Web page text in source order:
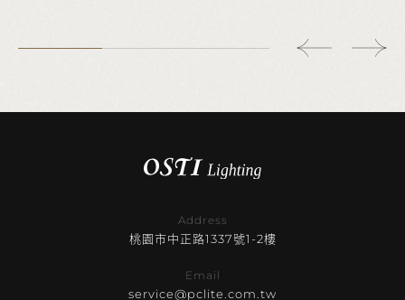
Address
桃園市中正路1337號1-2樓
Email
service@pclite.com.tw